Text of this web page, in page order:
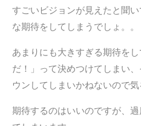
すごいビジョンが見えたと聞
な期待をしてしまうでしょ。。
あまりにも大きすぎる期待を
だ！」って決めつけてしまい
ウンしてしまいかねないので気
期待するのはいいのですが、